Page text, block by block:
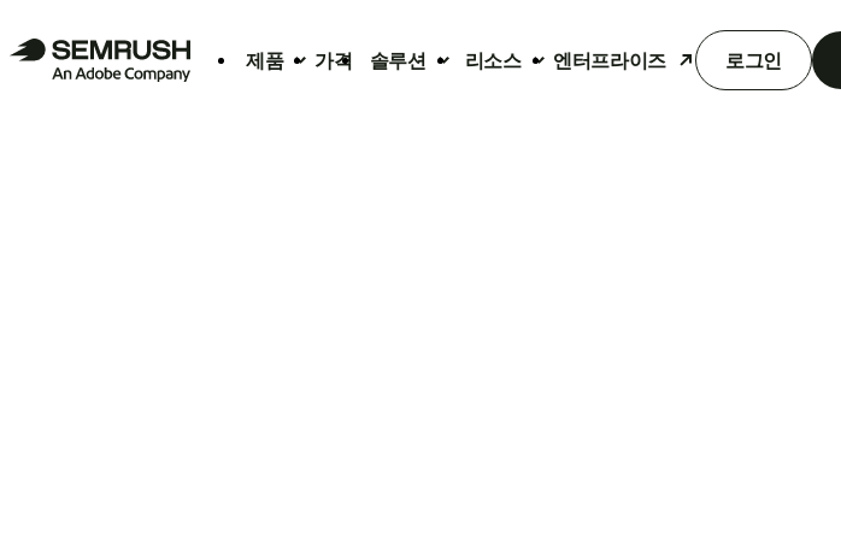
제품 가격 솔루션 리소스 엔터프라이즈 로그인